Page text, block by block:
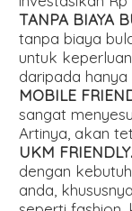
TANPA BIAYA
tanpa biaya
untuk
daripada
MOBILE
sangat
Artinya, akan
UKM FRIENDLY.
dengan
anda,